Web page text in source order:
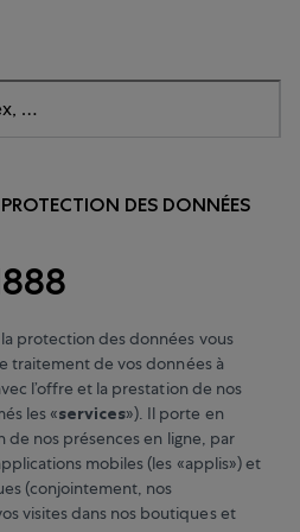
DES DONNÉES
protection des données vous
traitement de vos données à
l’offre et la prestation de nos
les «services»). Il porte en
nos présences en ligne, par
mobiles (les «applis») et
(conjointement, nos
visites dans nos boutiques et